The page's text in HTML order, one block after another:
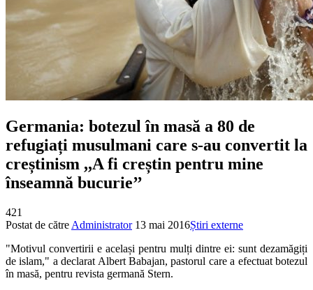
Germania: botezul în masă a 80 de
refugiați musulmani care s-au convertit la
creștinism ,,A fi creștin pentru mine
înseamnă bucurie’’
421
Postat de către Administrator 13 mai 2016Știri externe
"Motivul convertirii e același pentru mulți dintre ei: sunt dezamăgiți
de islam," a declarat Albert Babajan, pastorul care a efectuat botezul
în masă, pentru revista germană Stern.